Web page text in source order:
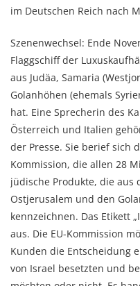
im Deutschen Reich nach
Szenenwechsel: Ende
Flaggschiff der
aus Judäa, Samaria
Golanhöhen (ehemals
hat. Eine Sprecherin des
Österreich und Italien
der Presse. Sie berief sich
Kommission, die allen 28
jüdische Produkte, die aus
Ostjerusalem und den
kennzeichnen. Das Etikett
aus. Die EU-Kommission
Kunden die Entscheidung
von Israel besetzten und